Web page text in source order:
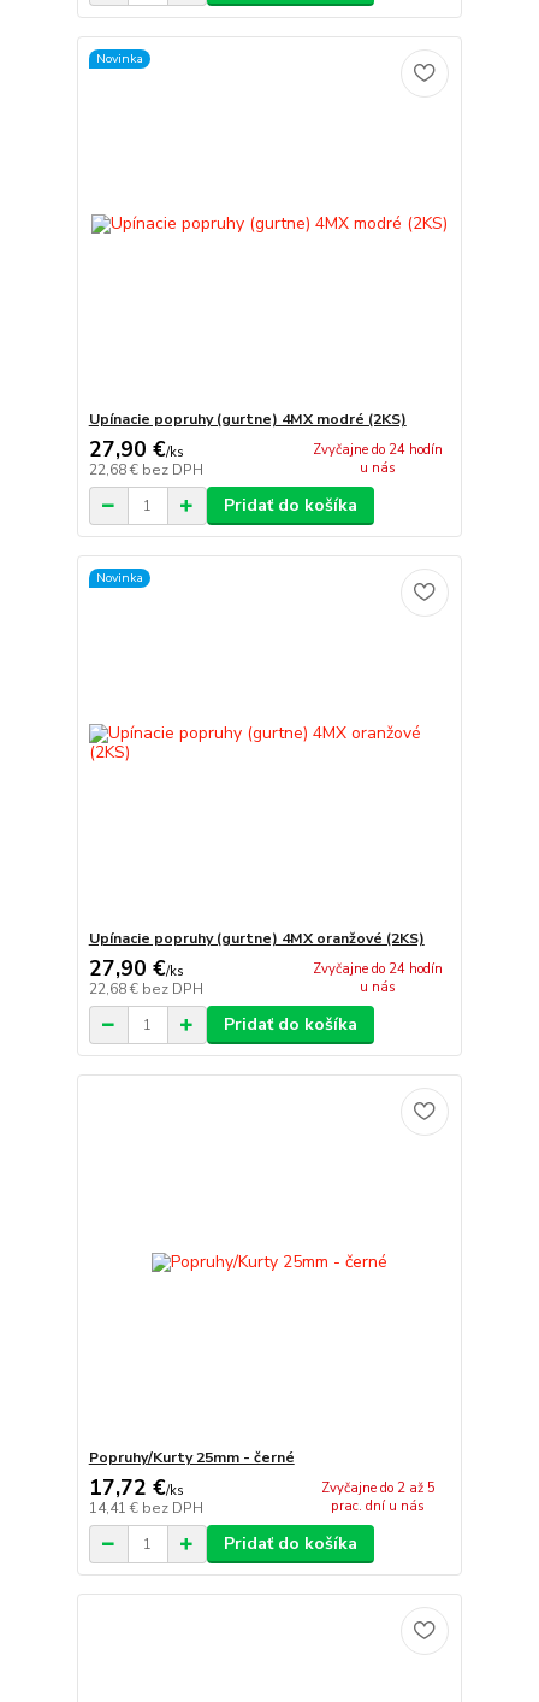
Novinka
Upínacie popruhy (gurtne) 4MX modré (2KS)
27,90 €/ks
22,68 € bez DPH
Zvyčajne do 24 hodín
u nás
Pridať do košíka
Novinka
Upínacie popruhy (gurtne) 4MX oranžové (2KS)
27,90 €/ks
22,68 € bez DPH
Zvyčajne do 24 hodín
u nás
Pridať do košíka
Popruhy/Kurty 25mm - černé
17,72 €/ks
14,41 € bez DPH
Zvyčajne do 2 až 5
prac. dní u nás
Pridať do košíka